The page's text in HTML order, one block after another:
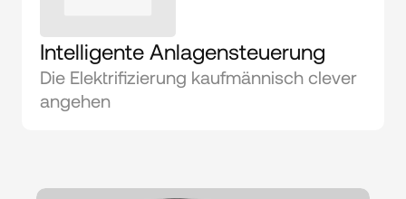
Intelligente Anlagensteuerung
Die Elektrifizierung kaufmännisch clever
angehen